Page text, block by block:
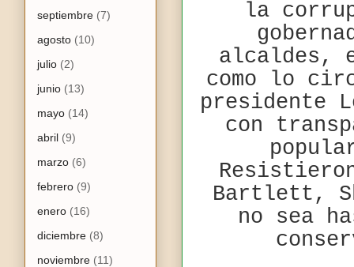
la
alcaldes,
como lo
presidente
con
Bartlett,
no sea
septiembre (7)
agosto (10)
julio (2)
junio (13)
mayo (14)
abril (9)
marzo (6)
febrero (9)
enero (16)
diciembre (8)
noviembre (11)